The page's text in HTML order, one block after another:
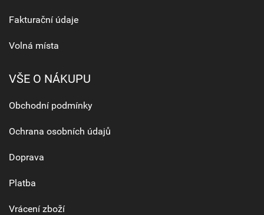
Fakturační údaje
Volná místa
VŠE O NÁKUPU
Obchodní podmínky
Ochrana osobních údajů
Doprava
Platba
Vrácení zboží